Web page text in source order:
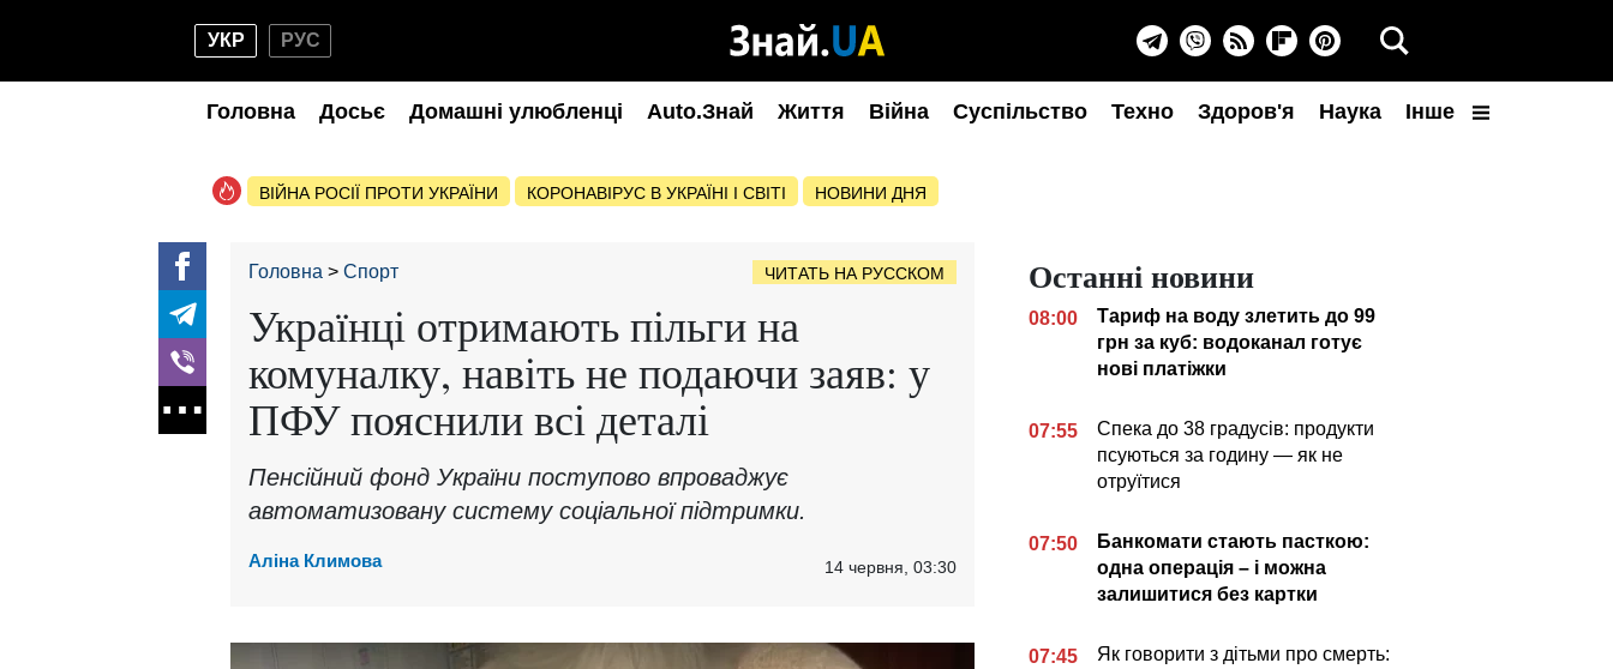
УКР РУС
Головна Досьє Домашні улюбленці Auto.Знай Життя Війна Суспільство Техно Здоров'я Наука Інше
ВІЙНА РОСІЇ ПРОТИ УКРАЇНИ КОРОНАВІРУС В УКРАЇНІ І СВІТІ НОВИНИ ДНЯ
Головна Спорт ЧИТАТЬ НА РУССКОМ
Українці отримають пільги на
комуналку, навіть не подаючи заяв: у
ПФУ пояснили всі деталі
Пенсійний фонд України поступово впроваджує
автоматизовану систему соціальної підтримки.
Аліна Климова 14 червня, 03:30
Останні новини
08:00
Тариф на воду злетить до 99
грн за куб: водоканал готує
нові платіжки
07:55
Спека до 38 градусів: продукти
псуються за годину — як не
отруїтися
07:50
Банкомати стають пасткою:
одна операція – і можна
залишитися без картки
07:45
Як говорити з дітьми про смерть: